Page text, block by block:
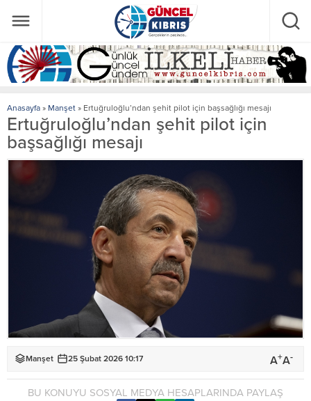
Anasayfa » Manşet » Ertuğruloğlu’ndan şehit pilot için başsağlığı mesajı
Ertuğruloğlu’ndan şehit pilot için
başsağlığı mesajı
Manşet 25 Şubat 2026 10:17 A+A-
BU KONUYU SOSYAL MEDYA HESAPLARINDA PAYLAŞ